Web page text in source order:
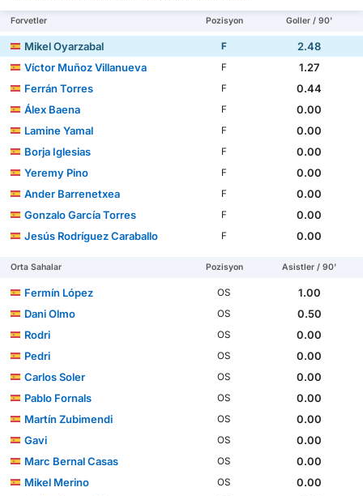
Forvetler Pozisyon Goller / 90'
Mikel Oyarzabal F
2.48
Víctor Muñoz Villanueva
F
1.27
Ferrán Torres
F
0.44
Álex Baena
F
0.00
Lamine Yamal
F
0.00
Borja Iglesias
F
0.00
Yeremy Pino
F
0.00
Ander Barrenetxea
F
0.00
Gonzalo García Torres
F
0.00
Jesús Rodríguez Caraballo
F 0.00
Orta Sahalar Pozisyon Asistler / 90'
Fermín López OS
1.00
Dani Olmo
OS
0.50
Rodri
OS
0.00
Pedri
OS
0.00
Carlos Soler
OS
0.00
Pablo Fornals
OS
0.00
Martín Zubimendi
OS
0.00
Gavi
OS
0.00
Marc Bernal Casas
OS
0.00
Mikel Merino
OS
0.00